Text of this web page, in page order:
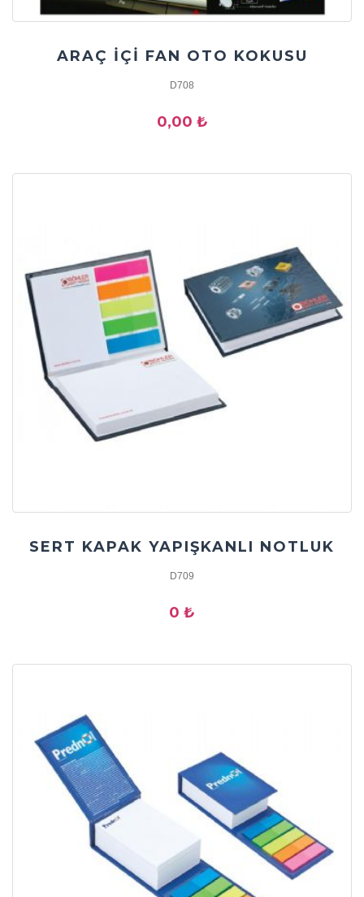
ARAÇ İÇİ FAN OTO KOKUSU
D708
0,00 ₺
SERT KAPAK YAPIŞKANLI NOTLUK
D709
0 ₺